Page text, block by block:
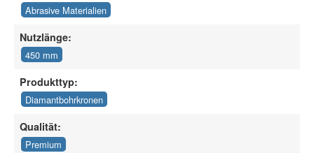
Abrasive Materialien
Nutzlänge:
450 mm
Produkttyp:
Diamantbohrkronen
Qualität:
Premium